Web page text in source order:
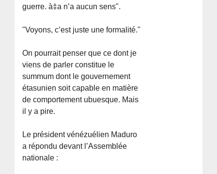
guerre. à‡a n’a aucun sens".
"Voyons, c’est juste une formalité."
On pourrait penser que ce dont je
viens de parler constitue le
summum dont le gouvernement
étasunien soit capable en matière
de comportement ubuesque. Mais
il y a pire.
Le président vénézuélien Maduro
a répondu devant l’Assemblée
nationale :